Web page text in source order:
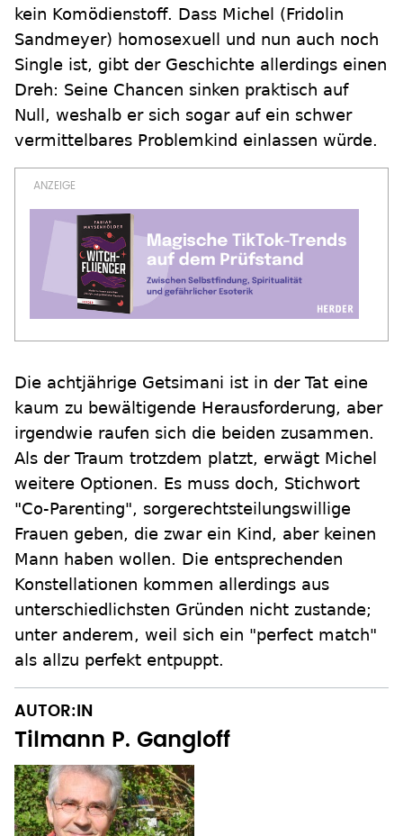
kein Komödienstoff. Dass Michel (Fridolin
Sandmeyer) homosexuell und nun auch noch
Single ist, gibt der Geschichte allerdings einen
Dreh: Seine Chancen sinken praktisch auf
Null, weshalb er sich sogar auf ein schwer
vermittelbares Problemkind einlassen würde.
Die achtjährige Getsimani ist in der Tat eine
kaum zu bewältigende Herausforderung, aber
irgendwie raufen sich die beiden zusammen.
Als der Traum trotzdem platzt, erwägt Michel
weitere Optionen. Es muss doch, Stichwort
"Co-Parenting", sorgerechtsteilungswillige
Frauen geben, die zwar ein Kind, aber keinen
Mann haben wollen. Die entsprechenden
Konstellationen kommen allerdings aus
unterschiedlichsten Gründen nicht zustande;
unter anderem, weil sich ein "perfect match"
als allzu perfekt entpuppt.
AUTOR:IN
Tilmann P. Gangloff